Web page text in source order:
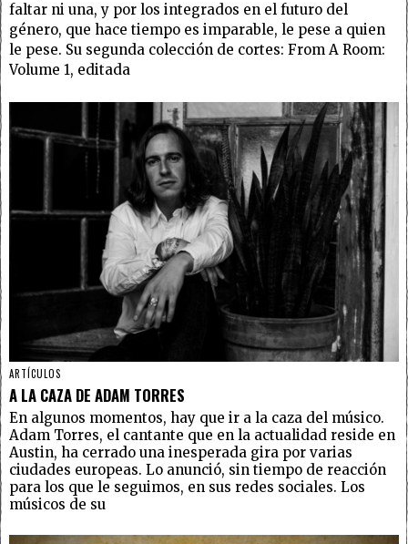
faltar ni una, y por los integrados en el futuro del
género, que hace tiempo es imparable, le pese a quien
le pese. Su segunda colección de cortes: From A Room:
Volume 1, editada
ARTÍCULOS
A LA CAZA DE ADAM TORRES
En algunos momentos, hay que ir a la caza del músico.
Adam Torres, el cantante que en la actualidad reside en
Austin, ha cerrado una inesperada gira por varias
ciudades europeas. Lo anunció, sin tiempo de reacción
para los que le seguimos, en sus redes sociales. Los
músicos de su